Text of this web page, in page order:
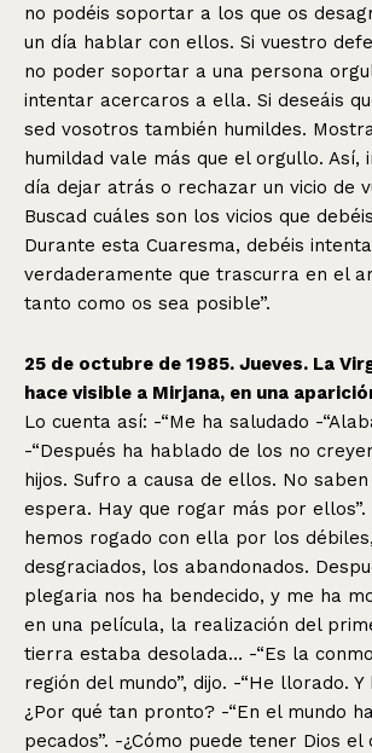
no podéis soportar a los que os
un día hablar con ellos. Si vuestro
no poder soportar a una persona
intentar acercaros a ella. Si deseáis
sed vosotros también humildes.
humildad vale más que el orgullo. Así,
día dejar atrás o rechazar un vicio de
Buscad cuáles son los vicios que
Durante esta Cuaresma, debéis
verdaderamente que trascurra en el
tanto como os sea posible”.
25 de octubre de 1985. Jueves. La
hace visible a Mirjana, en una
Lo cuenta así: -“Me ha saludado -
-“Después ha hablado de los no
hijos. Sufro a causa de ellos. No
espera. Hay que rogar más por ellos”.
hemos rogado con ella por los
desgraciados, los abandonados.
plegaria nos ha bendecido, y me ha
en una película, la realización del
tierra estaba desolada… -“Es la
región del mundo”, dijo. -“He llorado.
¿Por qué tan pronto? -“En el mundo
pecados”. -¿Cómo puede tener Dios el